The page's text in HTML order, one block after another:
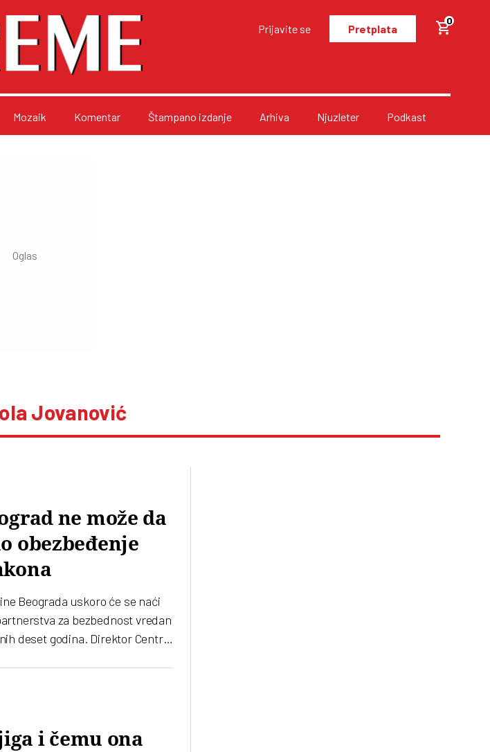
Prijavite se Pretplata
0
Mozaik Komentar Štampano izdanje Arhiva Njuzleter Podkast
Jovanović
ne može da
obezbeđenje
Beograda uskoro će se naći
za bezbednost vredan
deset godina. Direktor Centra
i čemu ona